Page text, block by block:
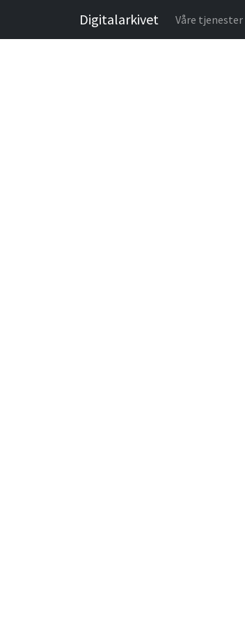
Digitalarkivet Våre tjenester